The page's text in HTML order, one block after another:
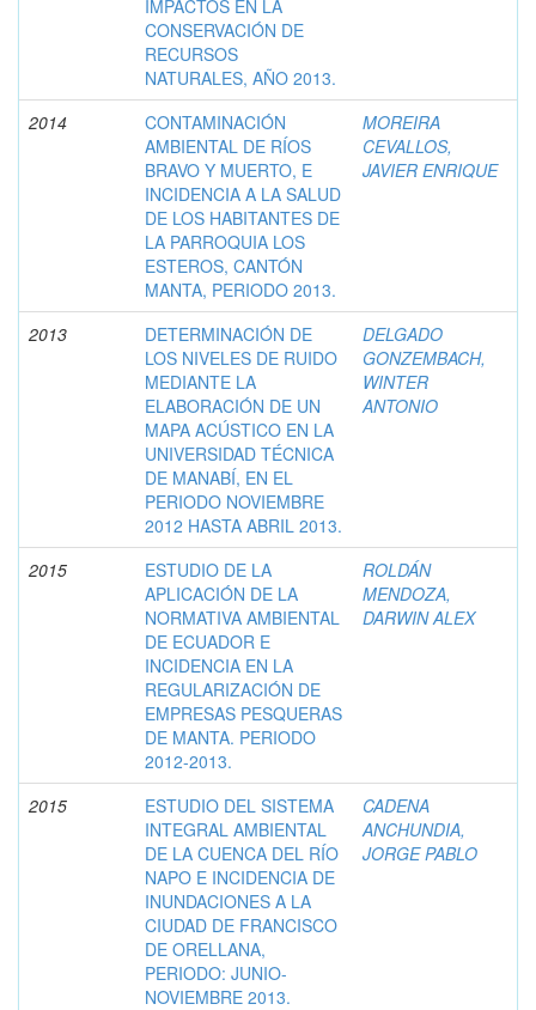
IMPACTOS EN LA
CONSERVACIÓN DE
RECURSOS
NATURALES, AÑO 2013.
2014
CONTAMINACIÓN
AMBIENTAL DE RÍOS
BRAVO Y MUERTO, E
INCIDENCIA A LA SALUD
DE LOS HABITANTES DE
LA PARROQUIA LOS
ESTEROS, CANTÓN
MANTA, PERIODO 2013.
MOREIRA
CEVALLOS,
JAVIER ENRIQUE
2013
DETERMINACIÓN DE
LOS NIVELES DE RUIDO
MEDIANTE LA
ELABORACIÓN DE UN
MAPA ACÚSTICO EN LA
UNIVERSIDAD TÉCNICA
DE MANABÍ, EN EL
PERIODO NOVIEMBRE
2012 HASTA ABRIL 2013.
DELGADO
GONZEMBACH,
WINTER
ANTONIO
2015
ESTUDIO DE LA
APLICACIÓN DE LA
NORMATIVA AMBIENTAL
DE ECUADOR E
INCIDENCIA EN LA
REGULARIZACIÓN DE
EMPRESAS PESQUERAS
DE MANTA. PERIODO
2012-2013.
ROLDÁN
MENDOZA,
DARWIN ALEX
2015
ESTUDIO DEL SISTEMA
INTEGRAL AMBIENTAL
DE LA CUENCA DEL RÍO
NAPO E INCIDENCIA DE
INUNDACIONES A LA
CIUDAD DE FRANCISCO
DE ORELLANA,
PERIODO: JUNIO-
NOVIEMBRE 2013.
CADENA
ANCHUNDIA,
JORGE PABLO